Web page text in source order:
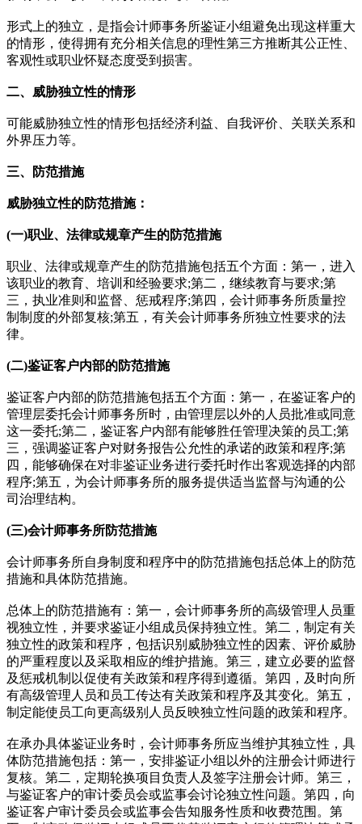
形式上的独立，是指会计师事务所鉴证小组避免出现这样重大
的情形，使得拥有充分相关信息的理性第三方推断其公正性、
客观性或职业怀疑态度受到损害。
二、威胁独立性的情形
可能威胁独立性的情形包括经济利益、自我评价、关联关系和
外界压力等。
三、防范措施
威胁独立性的防范措施：
(一)职业、法律或规章产生的防范措施
职业、法律或规章产生的防范措施包括五个方面：第一，进入
该职业的教育、培训和经验要求;第二，继续教育与要求;第
三，执业准则和监督、惩戒程序;第四，会计师事务所质量控
制制度的外部复核;第五，有关会计师事务所独立性要求的法
律。
(二)鉴证客户内部的防范措施
鉴证客户内部的防范措施包括五个方面：第一，在鉴证客户的
管理层委托会计师事务所时，由管理层以外的人员批准或同意
这一委托;第二，鉴证客户内部有能够胜任管理决策的员工;第
三，强调鉴证客户对财务报告公允性的承诺的政策和程序;第
四，能够确保在对非鉴证业务进行委托时作出客观选择的内部
程序;第五，为会计师事务所的服务提供适当监督与沟通的公
司治理结构。
(三)会计师事务所防范措施
会计师事务所自身制度和程序中的防范措施包括总体上的防范
措施和具体防范措施。
总体上的防范措施有：第一，会计师事务所的高级管理人员重
视独立性，并要求鉴证小组成员保持独立性。第二，制定有关
独立性的政策和程序，包括识别威胁独立性的因素、评价威胁
的严重程度以及采取相应的维护措施。第三，建立必要的监督
及惩戒机制以促使有关政策和程序得到遵循。第四，及时向所
有高级管理人员和员工传达有关政策和程序及其变化。第五，
制定能使员工向更高级别人员反映独立性问题的政策和程序。
在承办具体鉴证业务时，会计师事务所应当维护其独立性，具
体防范措施包括：第一，安排鉴证小组以外的注册会计师进行
复核。第二，定期轮换项目负责人及签字注册会计师。第三，
与鉴证客户的审计委员会或监事会讨论独立性问题。第四，向
鉴证客户审计委员会或监事会告知服务性质和收费范围。第